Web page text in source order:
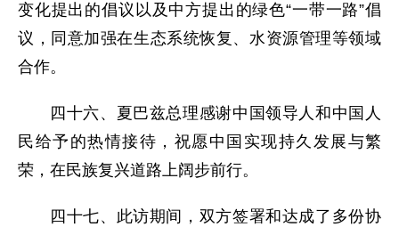
变化提出的倡议以及中方提出的绿色“一带一路”倡
议，同意加强在生态系统恢复、水资源管理等领域
合作。
四十六、夏巴兹总理感谢中国领导人和中国人
民给予的热情接待，祝愿中国实现持久发展与繁
荣，在民族复兴道路上阔步前行。
四十七、此访期间，双方签署和达成了多份协